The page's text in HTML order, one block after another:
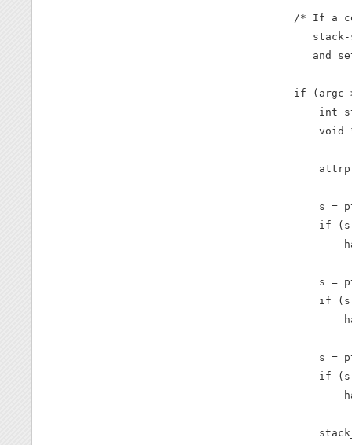
/* If a
and
if (argc
int
void
s =
if
s =
if
s =
if